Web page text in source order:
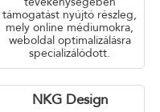
támogatást nyújtó részleg,
mely online médiumokra,
weboldal optimalizálásra
specializálódott.
NKG Design